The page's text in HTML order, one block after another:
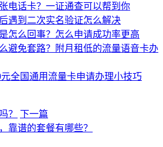
电话卡？一证通查可以帮到你
遇到二次实名验证怎么解决
怎么回事？怎么申请成功率更高
避免套路？附月租低的流量语音卡办
全国通用流量卡申请办理小技巧
？
下一篇
靠谱的套餐有哪些？